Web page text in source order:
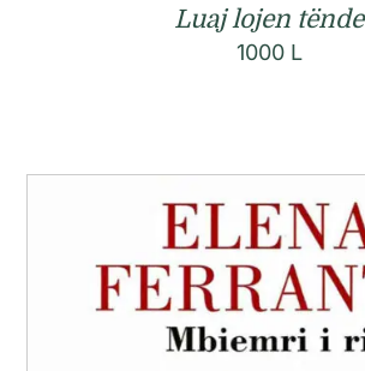
Luaj lojen tënde
1000 L